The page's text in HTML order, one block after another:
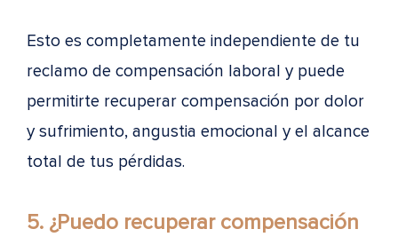
Esto es completamente independiente de tu
reclamo de compensación laboral y puede
permitirte recuperar compensación por dolor
y sufrimiento, angustia emocional y el alcance
total de tus pérdidas.
5. ¿Puedo recuperar compensación